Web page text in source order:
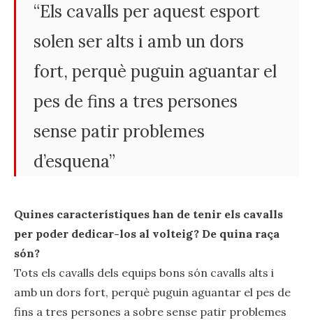
“Els cavalls per aquest esport
solen ser alts i amb un dors
fort, perquè puguin aguantar el
pes de fins a tres persones
sense patir problemes
d’esquena”
Quines característiques han de tenir els cavalls
per poder dedicar-los al volteig? De quina raça
són?
Tots els cavalls dels equips bons són cavalls alts i
amb un dors fort, perquè puguin aguantar el pes de
fins a tres persones a sobre sense patir problemes